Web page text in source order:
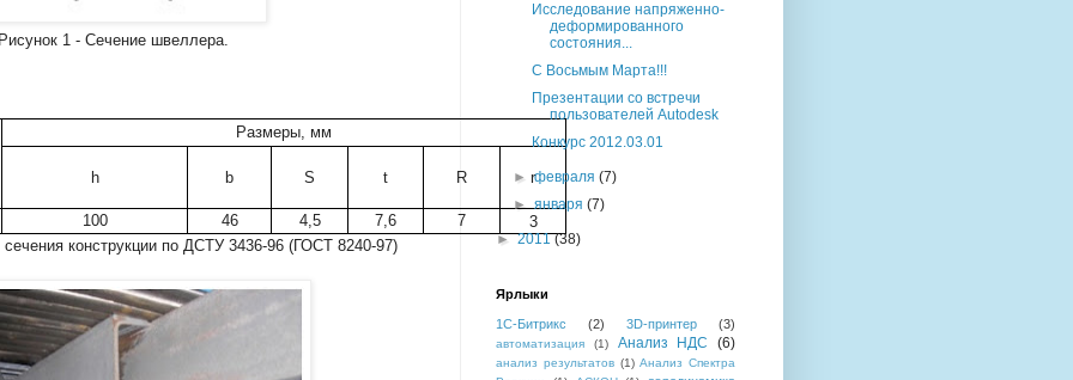
1 - Сечение швеллера.
Размеры, мм
h b S t R r
100 46 4,5 7,6 7
3
конструкции по ДСТУ 3436-96 (ГОСТ 8240-97)
Исследование напряженно-
деформированного
состояния...
С Восьмым Марта!!!
Презентации со встречи
пользователей Autodesk
Конкурс 2012.03.01
►февраля(7)
►января(7)
►2011(38)
Ярлыки
1C-Битрикс (2) 3D-принтер (3)
автоматизация (1) Анализ НДС (6)
анализ результатов (1) Анализ Спектра